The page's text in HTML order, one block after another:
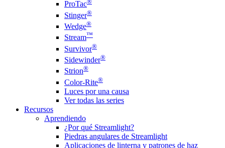
ProTac
Stinger®
Wedge®
Stream™
Survivor®
Sidewinder®
Strion®
Color-Rite®
Luces por una causa
Ver todas las series
Recursos
Aprendiendo
¿Por qué Streamlight?
Piedras angulares de Streamlight
Aplicaciones de linterna y patrones de haz